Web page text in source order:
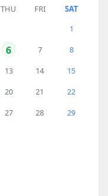
THU FRI
SAT
1
6 7
8
13 14
15
20 21
22
27 28
29